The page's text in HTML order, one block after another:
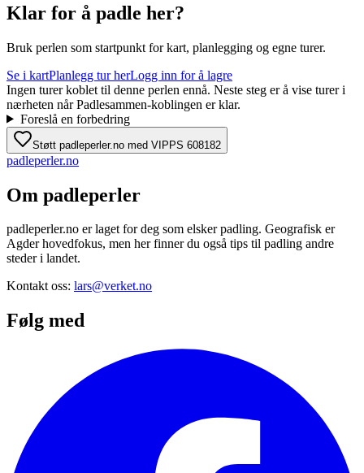
Klar for å padle her?
Bruk perlen som startpunkt for kart, planlegging og egne turer.
Se i kartPlanlegg tur herLogg inn for å lagre
Ingen turer koblet til denne perlen ennå. Neste steg er å vise turer i
nærheten når Padlesammen-koblingen er klar.
Foreslå en forbedring
Støtt padleperler.no med VIPPS 608182
padleperler.no
Om padleperler
padleperler.no er laget for deg som elsker padling. Geografisk er
Agder hovedfokus, men her finner du også tips til padling andre
steder i landet.
Kontakt oss: lars@verket.no
Følg med